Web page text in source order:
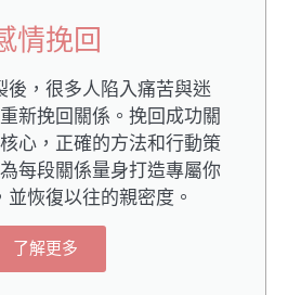
情挽回
後，很多人陷入痛苦與迷
新挽回關係。挽回成功關
心，正確的方法和行動策
每段關係量身打造專屬你
並恢復以往的親密度。
了解更多